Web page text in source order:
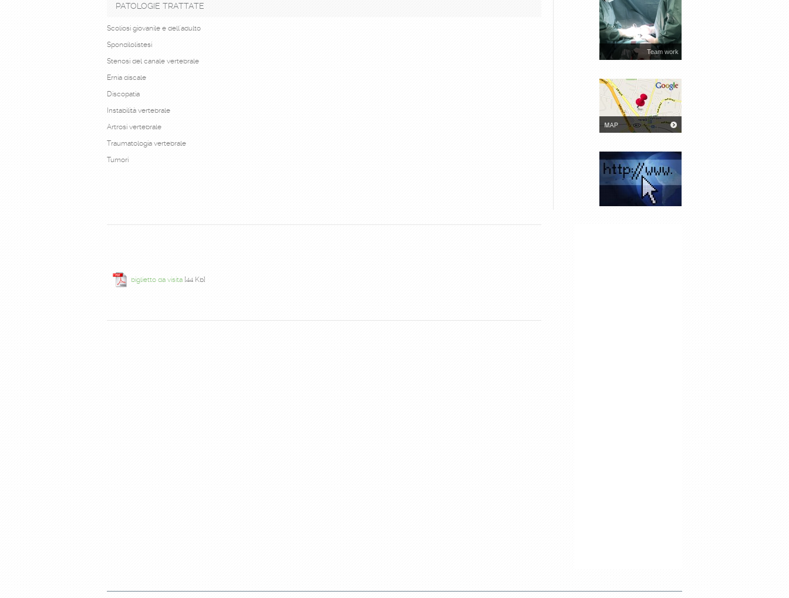
PATOLOGIE TRATTATE
Scoliosi giovanile e dell'adulto
Spondilolistesi
Stenosi del canale vertebrale
Ernia discale
Discopatia
Instabilità vertebrale
Artrosi vertebrale
Traumatologia vertebrale
Tumori
biglietto da visita [44 Kb]
Team work